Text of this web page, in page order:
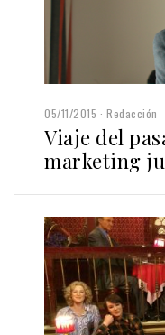
05/11/2015 Redacción
Viaje del
marketing